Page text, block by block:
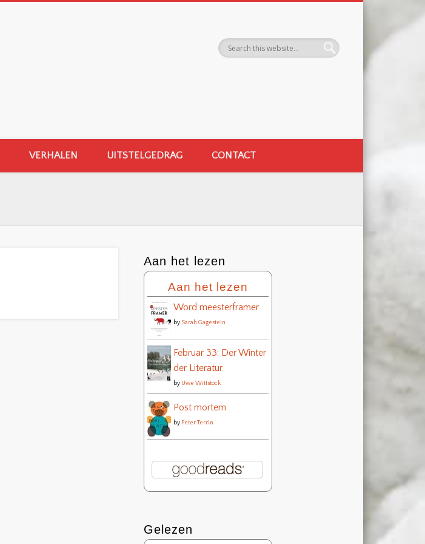
VERHALEN UITSTELGEDRAG CONTACT
Aan het lezen
Aan het lezen
Word meesterframer
by Sarah Gagestein
Februar 33: Der Winter
der Literatur
by Uwe Wittstock
Post mortem
by Peter Terrin
Gelezen